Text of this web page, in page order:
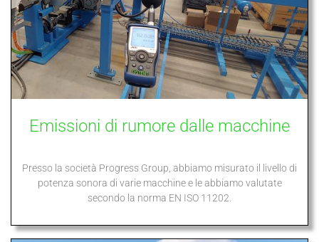
Emissioni di rumore dalle macchine
Presso la società Progress Group, abbiamo misurato il livello di
potenza sonora di varie macchine e le abbiamo valutate
secondo la norma EN ISO 11202.